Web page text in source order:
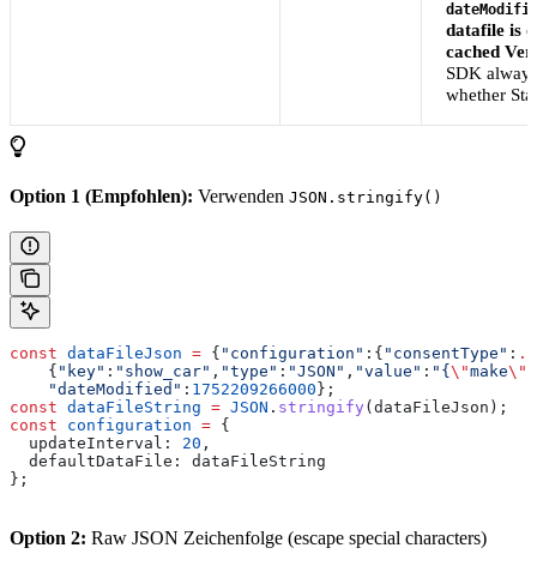
datafile is
cached
SDK
whether
Option 1 (Empfohlen): Verwenden JSON.stringify()
const dataFileJson = { "configuration" : { "consentType" :
    {
"key" : "show_car" , "type" : "JSON" , "value" : "{ \"make\"
    "dateModified"
: 1752209266000 };
const dataFileString = JSON . stringify ( dataFileJson );
const configuration = {
  updateInterval:
20 ,
  defaultDataFile:
dataFileString
};
Option 2: Raw JSON Zeichenfolge (escape special characters)